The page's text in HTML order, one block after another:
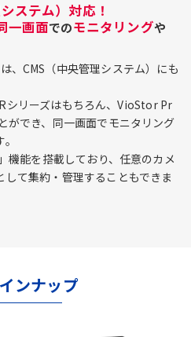
ステム）対応！
一画面でのモニタリングや
、CMS（中央管理システム）にも
シリーズはもちろん、VioStor Pr
ができ、同一画面でモニタリング
機能を搭載しており、任意のカメ
て集約・管理することもできま
ンナップ